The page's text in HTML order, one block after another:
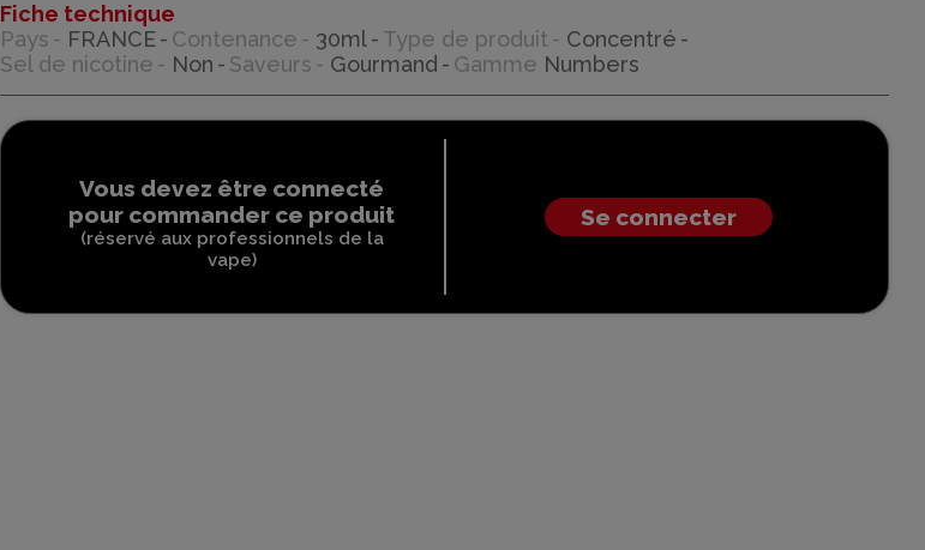
Fiche technique
Pays
FRANCE Contenance 30ml Type de produit
Concentré
Sel de nicotine
Non Saveurs Gourmand Gamme Numbers
Vous devez être connecté
pour commander ce produit
(réservé aux professionnels de la
vape)
Se connecter